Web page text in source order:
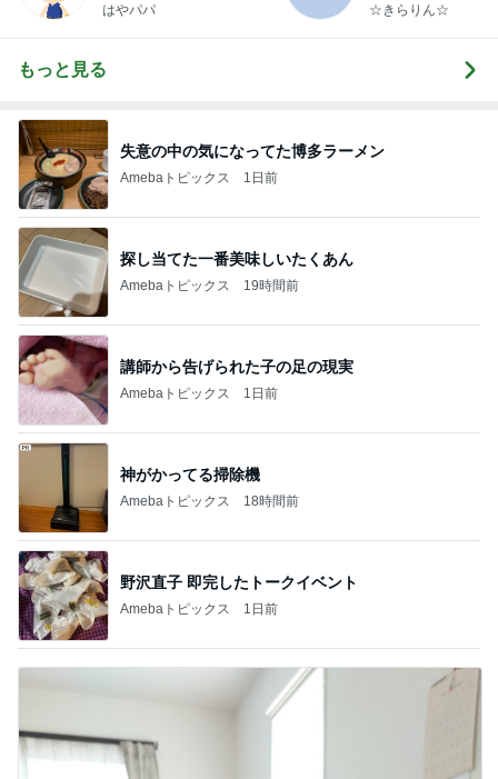
はやパパ ☆きらりん☆
もっと見る
失意の中の気になってた博多ラーメン
Amebaトピックス 1日前
探し当てた一番美味しいたくあん
Amebaトピックス 19時間前
講師から告げられた子の足の現実
Amebaトピックス 1日前
神がかってる掃除機
Amebaトピックス 18時間前
野沢直子 即完したトークイベント
Amebaトピックス 1日前